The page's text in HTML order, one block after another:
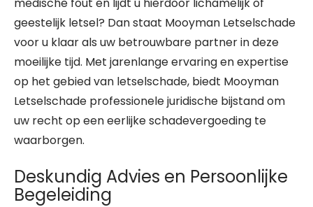
geestelijk letsel? Dan staat Mooyman Letselschade
voor u klaar als uw betrouwbare partner in deze
moeilijke tijd. Met jarenlange ervaring en expertise
op het gebied van letselschade, biedt Mooyman
Letselschade professionele juridische bijstand om
uw recht op een eerlijke schadevergoeding te
waarborgen.
Deskundig Advies en Persoonlijke
Begeleiding